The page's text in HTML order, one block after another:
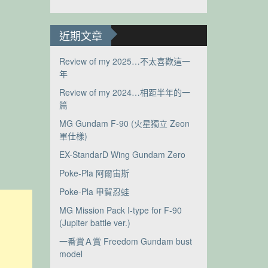
近期文章
Review of my 2025…不太喜歡這一
年
Review of my 2024…相距半年的一
篇
MG Gundam F-90 (火星獨立 Zeon
軍仕樣)
EX-StandarD Wing Gundam Zero
Poke-Pla 阿爾宙斯
Poke-Pla 甲賀忍蛙
MG Mission Pack I-type for F-90
(Jupiter battle ver.)
一番賞Ａ賞 Freedom Gundam bust
model